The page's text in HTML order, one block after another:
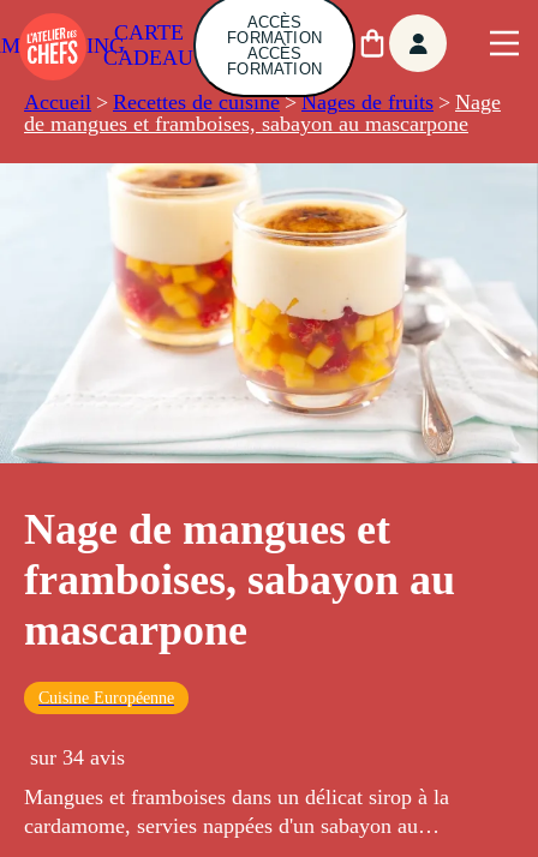
CARTE
CADEAU
ACCÈS
FORMATION
ACCÈS
FORMATION
Accueil > Recettes de cuisine > Nages de fruits > Nage
de mangues et framboises, sabayon au mascarpone
Nage de mangues et
framboises, sabayon au
mascarpone
Cuisine Européenne
sur 34 avis
Mangues et framboises dans un délicat sirop à la
cardamome, servies nappées d'un sabayon au